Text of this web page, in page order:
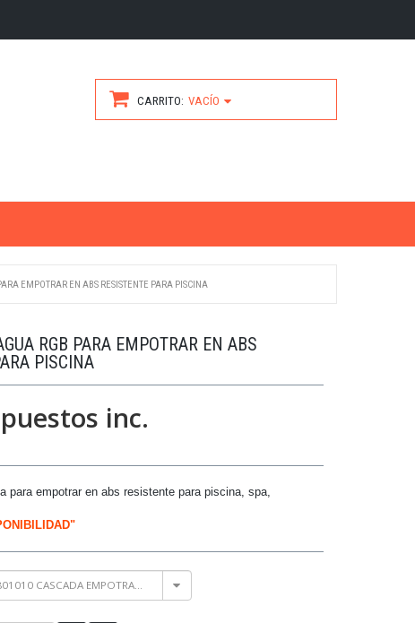
CARRITO VACÍO
EMPOTRAR EN ABS RESISTENTE PARA PISCINA
RGB PARA EMPOTRAR EN ABS
PISCINA
inc.
para empotrar en abs resistente para piscina, spa,
CASCADA EMPOTRAR LED 4W 306MM